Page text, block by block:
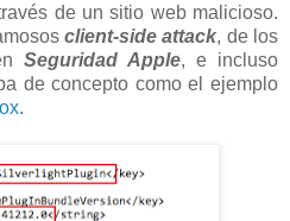
de un sitio web malicioso.
client-side attack, de los
Seguridad Apple, e incluso
de concepto como el ejemplo
.